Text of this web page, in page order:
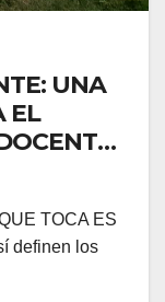
UNA
EL
TOCA ES
definen los